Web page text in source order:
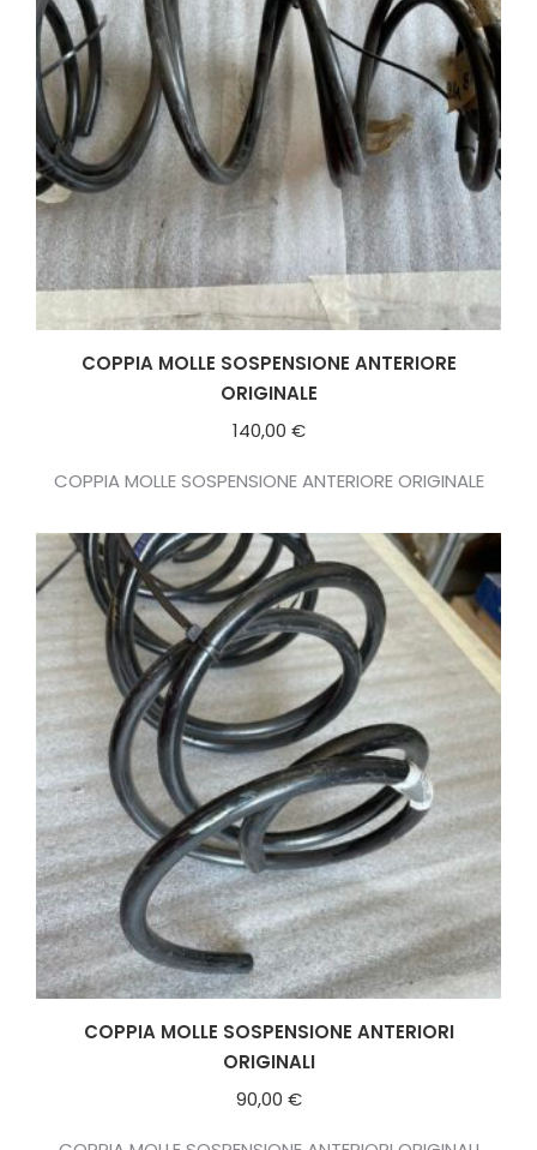
COPPIA MOLLE SOSPENSIONE ANTERIORE
ORIGINALE
140,00 €
COPPIA MOLLE SOSPENSIONE ANTERIORE ORIGINALE
COPPIA MOLLE SOSPENSIONE ANTERIORI
ORIGINALI
90,00 €